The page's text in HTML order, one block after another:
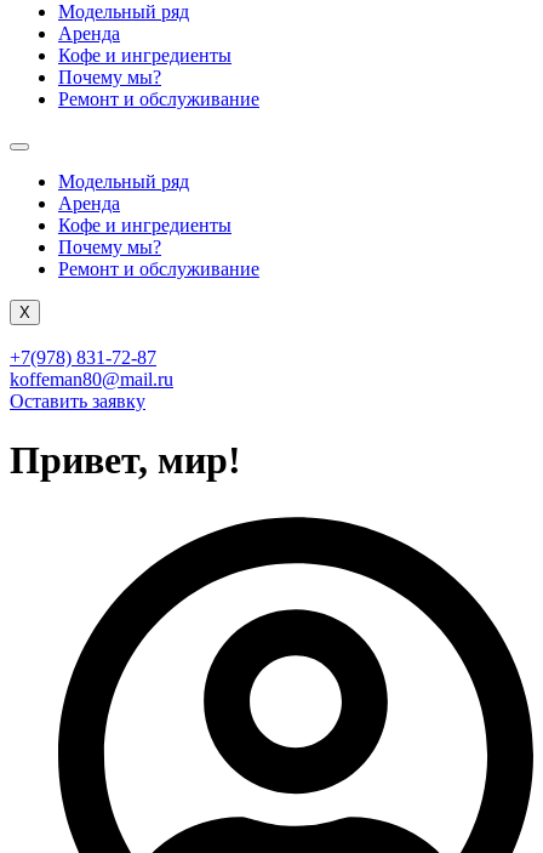
Модельный ряд
Аренда
Кофе и ингредиенты
Почему мы?
Ремонт и обслуживание
Модельный ряд
Аренда
Кофе и ингредиенты
Почему мы?
Ремонт и обслуживание
X
+7(978) 831-72-87
koffeman80@mail.ru
Оставить заявку
Привет, мир!